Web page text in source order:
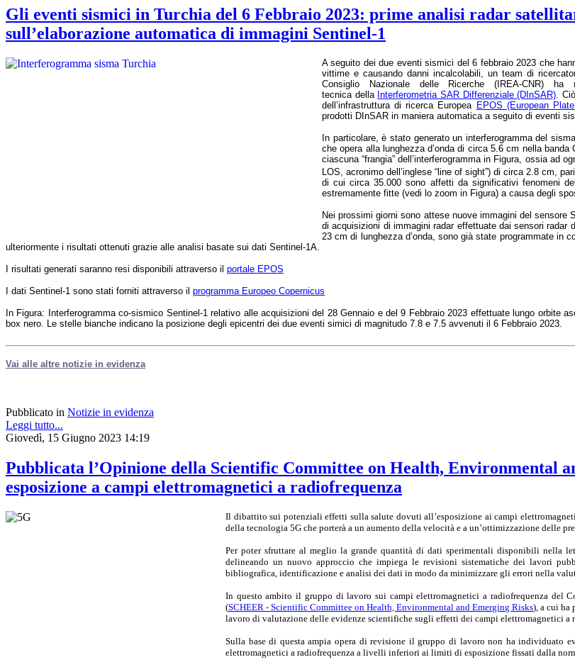
Gli eventi sismici in Turchia del 6 Febbraio 2023: prime analisi radar
sull’elaborazione automatica di immagini Sentinel-1
A seguito dei due eventi sismici del 6 febbraio 2023 che
vittime e causando danni incalcolabili, un team di
Consiglio Nazionale delle Ricerche (IREA-CNR)
tecnica della Interferometria SAR Differenziale(DInSAR)
dell’infrastruttura di ricerca Europea EPOS (European
prodotti DInSAR in maniera automatica a seguito di eventi
In particolare, è stato generato un interferogramma del
che opera alla lunghezza d’onda di circa 5.6 cm nella
ciascuna “frangia” dell’interferogramma in Figura, ossia ad
LOS, acronimo dell’inglese “line of sight”) di circa 2.8 cm,
di cui circa 35.000 sono affetti da significativi fenomeni
estremamente fitte (vedi lo zoom in Figura) a causa degli
Nei prossimi giorni sono attese nuove immagini del
di acquisizioni di immagini radar effettuate dai sensori radar
23 cm di lunghezza d’onda, sono già state programmate in
ulteriormente i risultati ottenuti grazie alle analisi basate sui dati Sentinel-1A.
I risultati generati saranno resi disponibili attraverso il portale EPOS
I dati Sentinel-1 sono stati forniti attraverso il programma Europeo Copernicus
In Figura:
Interferogramma co-sismico Sentinel-1 relativo alle acquisizioni del 28 Gennaio e del 9 Febbraio 2023 effettuate lungo orbite
box nero. Le stelle bianche indicano la posizione degli epicentri dei due eventi simici di magnitudo 7.8 e 7.5 avvenuti il 6 Febbraio 2023.
Vai alle altre notizie in evidenza
Pubblicato in Notizie in evidenza
Leggi tutto...
Giovedì, 15 Giugno 2023 14:19
Pubblicata l’Opinione della Scientific Committee on Health, Environmental
esposizione a campi elettromagnetici a radiofrequenza
Il dibattito sui potenziali effetti sulla salute dovuti all’esposizione ai campi
della tecnologia 5G che porterà a un aumento della velocità e a un’ottimizzazione delle
Per poter sfruttare al meglio la grande quantità di dati sperimentali disponibili nella
delineando un nuovo approccio che impiega le revisioni sistematiche dei lavori
bibliografica, identificazione e analisi dei dati in modo da minimizzare gli errori nella
In questo ambito il gruppo di lavoro sui campi elettromagnetici a radiofrequenza del
(SCHEER - Scientific Committee on Health, Environmental and Emerging Risks), a cui ha
lavoro di valutazione delle evidenze scientifiche sugli effetti dei campi elettromagnetici a
Sulla base di questa ampia opera di revisione il gruppo di lavoro non ha individuato
elettromagnetici a radiofrequenza a livelli inferiori ai limiti di esposizione fissati dalla